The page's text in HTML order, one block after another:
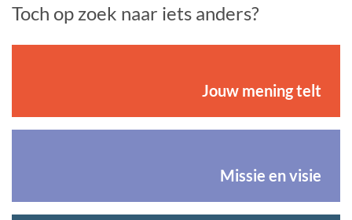
Toch op zoek naar iets anders?
Jouw mening telt
Missie en visie